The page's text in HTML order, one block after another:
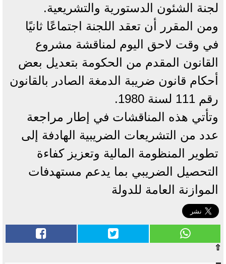
لجنة الشئون الدستورية والتشريعية.
ومن المقرر أن تعقد اللجنة اجتماعًا ثانيًا
في وقت لاحق اليوم لمناقشة مشروع
القانون المقدم من الحكومة بتعديل بعض
أحكام قانون ضريبة الدمغة الصادر بالقانون
رقم 111 لسنة 1980.
وتأتي هذه المناقشات في إطار مراجعة
عدد من التشريعات الضريبية الهادفة إلى
تطوير المنظومة المالية وتعزيز كفاءة
التحصيل الضريبي بما يدعم مستهدفات
الموازنة العامة للدولة
⇧